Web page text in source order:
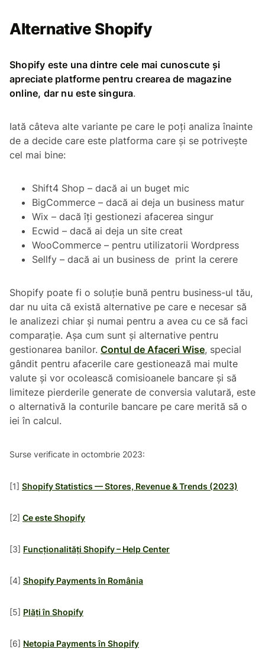
Alternative Shopify
Shopify este una dintre cele mai cunoscute și
apreciate platforme pentru crearea de magazine
online, dar nu este singura.
Iată câteva alte variante pe care le poți analiza înainte
de a decide care este platforma care și se potrivește
cel mai bine:
Shift4 Shop – dacă ai un buget mic
BigCommerce – dacă ai deja un business matur
Wix – dacă îți gestionezi afacerea singur
Ecwid – dacă ai deja un site creat
WooCommerce – pentru utilizatorii Wordpress
Sellfy – dacă ai un business de print la cerere
Shopify poate fi o soluție bună pentru business-ul tău,
dar nu uita că există alternative pe care e necesar să
le analizezi chiar și numai pentru a avea cu ce să faci
comparație. Așa cum sunt și alternative pentru
gestionarea banilor. Contul de Afaceri Wise, special
gândit pentru afacerile care gestionează mai multe
valute și vor ocolească comisioanele bancare și să
limiteze pierderile generate de conversia valutară, este
o alternativă la conturile bancare pe care merită să o
iei în calcul.
Surse verificate in octombrie 2023:
[1] Shopify Statistics — Stores, Revenue & Trends (2023)
[2] Ce este Shopify
[3] Funcționalități Shopify – Help Center
[4] Shopify Payments în România
[5] Plăți în Shopify
[6] Netopia Payments în Shopify